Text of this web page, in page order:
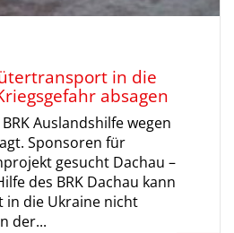
in die
absagen
Auslandshilfe wegen
Sponsoren für
gesucht Dachau –
des BRK Dachau kann
die Ukraine nicht
der...